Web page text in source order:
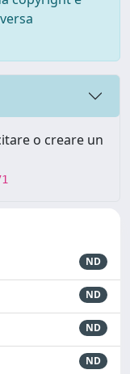
o creare un
ND
ND
ND
ND